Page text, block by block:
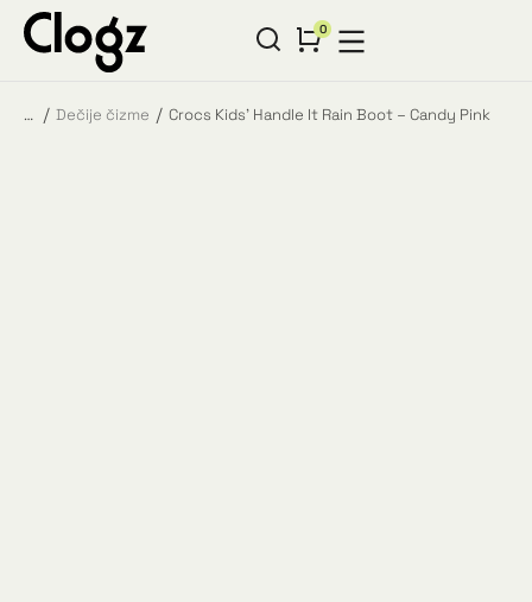
You are here:
Dečije čizme Crocs Kids’ Handle It Rain Boot – Candy Pink